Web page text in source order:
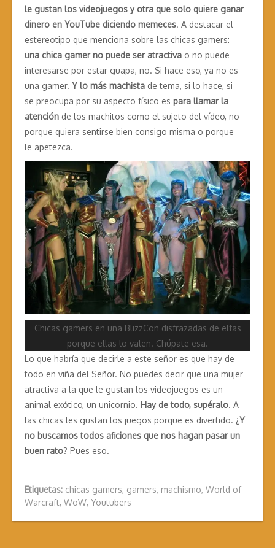
le gustan los videojuegos y otra que solo quiere ganar
dinero en YouTube diciendo memeces. A destacar el
estereotipo que menciona sobre las chicas gamers:
una chica gamer no puede ser atractiva o no puede
interesarse por estar guapa, no. Si hace eso, ya no es
una gamer. Y lo más machista de tema, si lo hace, si
se preocupa por su aspecto físico es para llamar la
atención de los machitos como el sujeto del vídeo, no
porque quiera sentirse bien consigo misma o porque
le apetezca.
Chicas gamers en una BlizzCon disfrazadas de elfas
porque ellas lo valen. Chúpate esa.
Lo que habría que decirle a este señor es que hay de
todo en viña del Señor. No puedes decir que una mujer
atractiva a la que le gustan los videojuegos es un
animal exótico, un unicornio. Hay de todo, supéralo. A
las chicas les gustan los juegos porque es divertido. ¿Y
no buscamos todos aficiones que nos hagan pasar un
buen rato? Pues eso.
Etiquetas: chicas gamers, gamers, machismo, World of
Warcraft, WoW, Youtubers